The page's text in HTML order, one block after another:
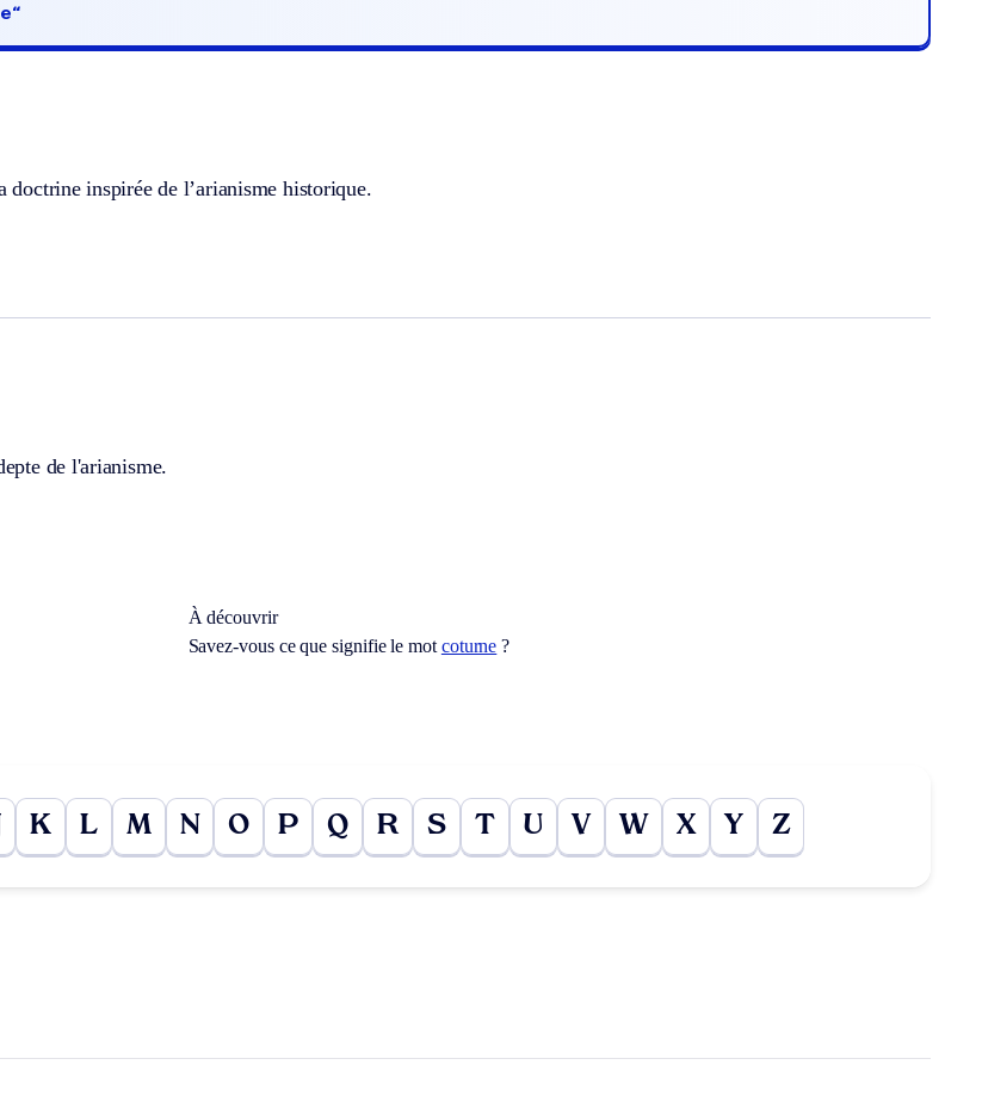
doctrine inspirée de l’arianisme historique.
de l'arianisme.
À découvrir
Savez-vous ce que signifie le mot coturne ?
K L M N O P Q R S T U V W X Y Z